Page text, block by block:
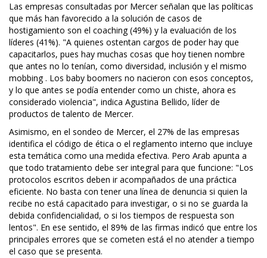
Las empresas consultadas por Mercer señalan que las políticas
que más han favorecido a la solución de casos de
hostigamiento son el coaching (49%) y la evaluación de los
líderes (41%). "A quienes ostentan cargos de poder hay que
capacitarlos, pues hay muchas cosas que hoy tienen nombre
que antes no lo tenían, como diversidad, inclusión y el mismo
mobbing . Los baby boomers no nacieron con esos conceptos,
y lo que antes se podía entender como un chiste, ahora es
considerado violencia", indica Agustina Bellido, líder de
productos de talento de Mercer.
Asimismo, en el sondeo de Mercer, el 27% de las empresas
identifica el código de ética o el reglamento interno que incluye
esta temática como una medida efectiva. Pero Arab apunta a
que todo tratamiento debe ser integral para que funcione: "Los
protocolos escritos deben ir acompañados de una práctica
eficiente. No basta con tener una línea de denuncia si quien la
recibe no está capacitado para investigar, o si no se guarda la
debida confidencialidad, o si los tiempos de respuesta son
lentos". En ese sentido, el 89% de las firmas indicó que entre los
principales errores que se cometen está el no atender a tiempo
el caso que se presenta.